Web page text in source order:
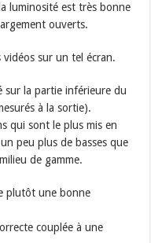
luminosité est très bonne
ouverts.
sur un tel écran.
sur la partie inférieure du
à la sortie).
qui sont le plus mis en
peu plus de basses que
de gamme.
plutôt une bonne
couplée à une